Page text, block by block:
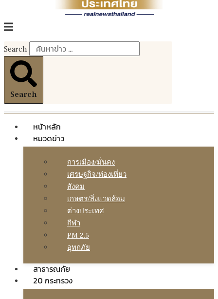
Search
Search
หน้าหลัก
หมวดข่าว
การเมือง/มั่นคง
เศรษฐกิจ/ท่องเที่ยว
สังคม
เกษตร/สิ่งแวดล้อม
ต่างประเทศ
กีฬา
PM 2.5
อุทกภัย
สาธารณภัย
20 กระทรวง